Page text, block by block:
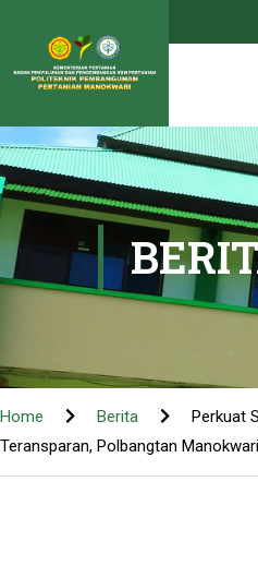
Home Berita
Perkuat
Teransparan, Polbangtan